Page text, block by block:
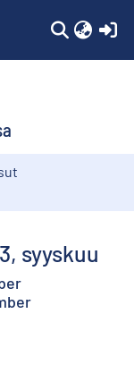
syyskuu